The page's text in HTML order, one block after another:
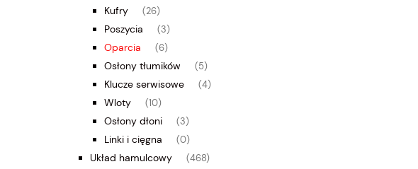
Kufry (26)
Poszycia (3)
Oparcia (6)
Osłony tłumików (5)
Klucze serwisowe (4)
Wloty (10)
Osłony dłoni (3)
Linki i cięgna (0)
Układ hamulcowy (468)